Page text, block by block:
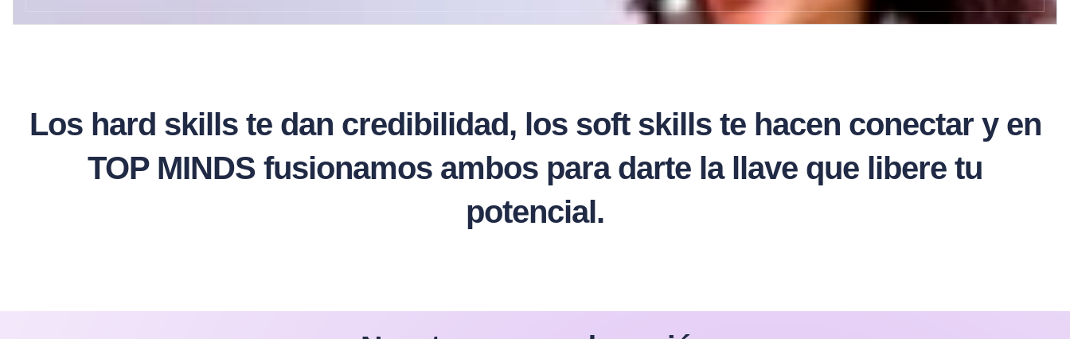
Los hard skills te dan credibilidad, los soft skills te hacen conectar y en
TOP MINDS fusionamos ambos para darte la llave que libere tu
potencial.